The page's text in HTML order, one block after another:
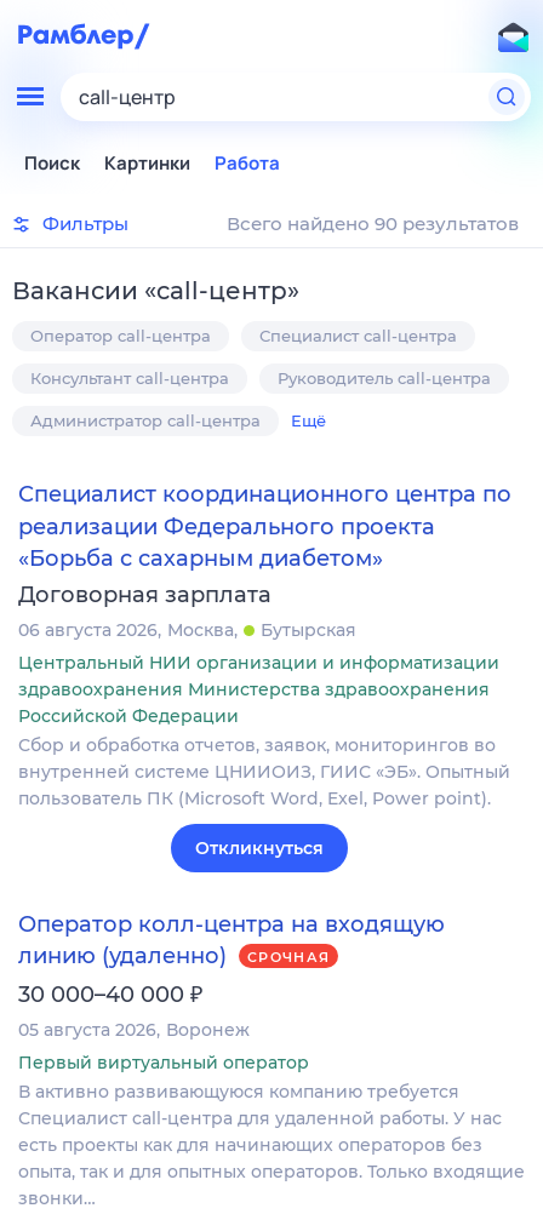
call-центр
Поиск Картинки Работа
Фильтры Всего найдено 90 результатов
Вакансии «call-центр»
Оператор call-центра Специалист call-центра
Консультант call-центра Руководитель call-центра
Администратор call-центра Ещё
Специалист координационного центра по
реализации Федерального проекта
«Борьба с сахарным диабетом»
Договорная зарплата
06 августа 2026 Москва
Бутырская
Центральный НИИ организации и информатизации
здравоохранения Министерства здравоохранения
Российской Федерации
Сбор и обработка отчетов, заявок, мониторингов во
внутренней системе ЦНИИОИЗ, ГИИС «ЭБ». Опытный
пользователь ПК (Microsoft Word, Exel, Power point).
Откликнуться
Оператор колл-центра на входящую
линию (удаленно)
СРОЧНАЯ
30 000–40 000 ₽
05 августа 2026 Воронеж
Первый виртуальный оператор
В активно развивающуюся компанию требуется
Специалист call-центра для удаленной работы. У нас
есть проекты как для начинающих операторов без
опыта, так и для опытных операторов. Только входящие
звонки…